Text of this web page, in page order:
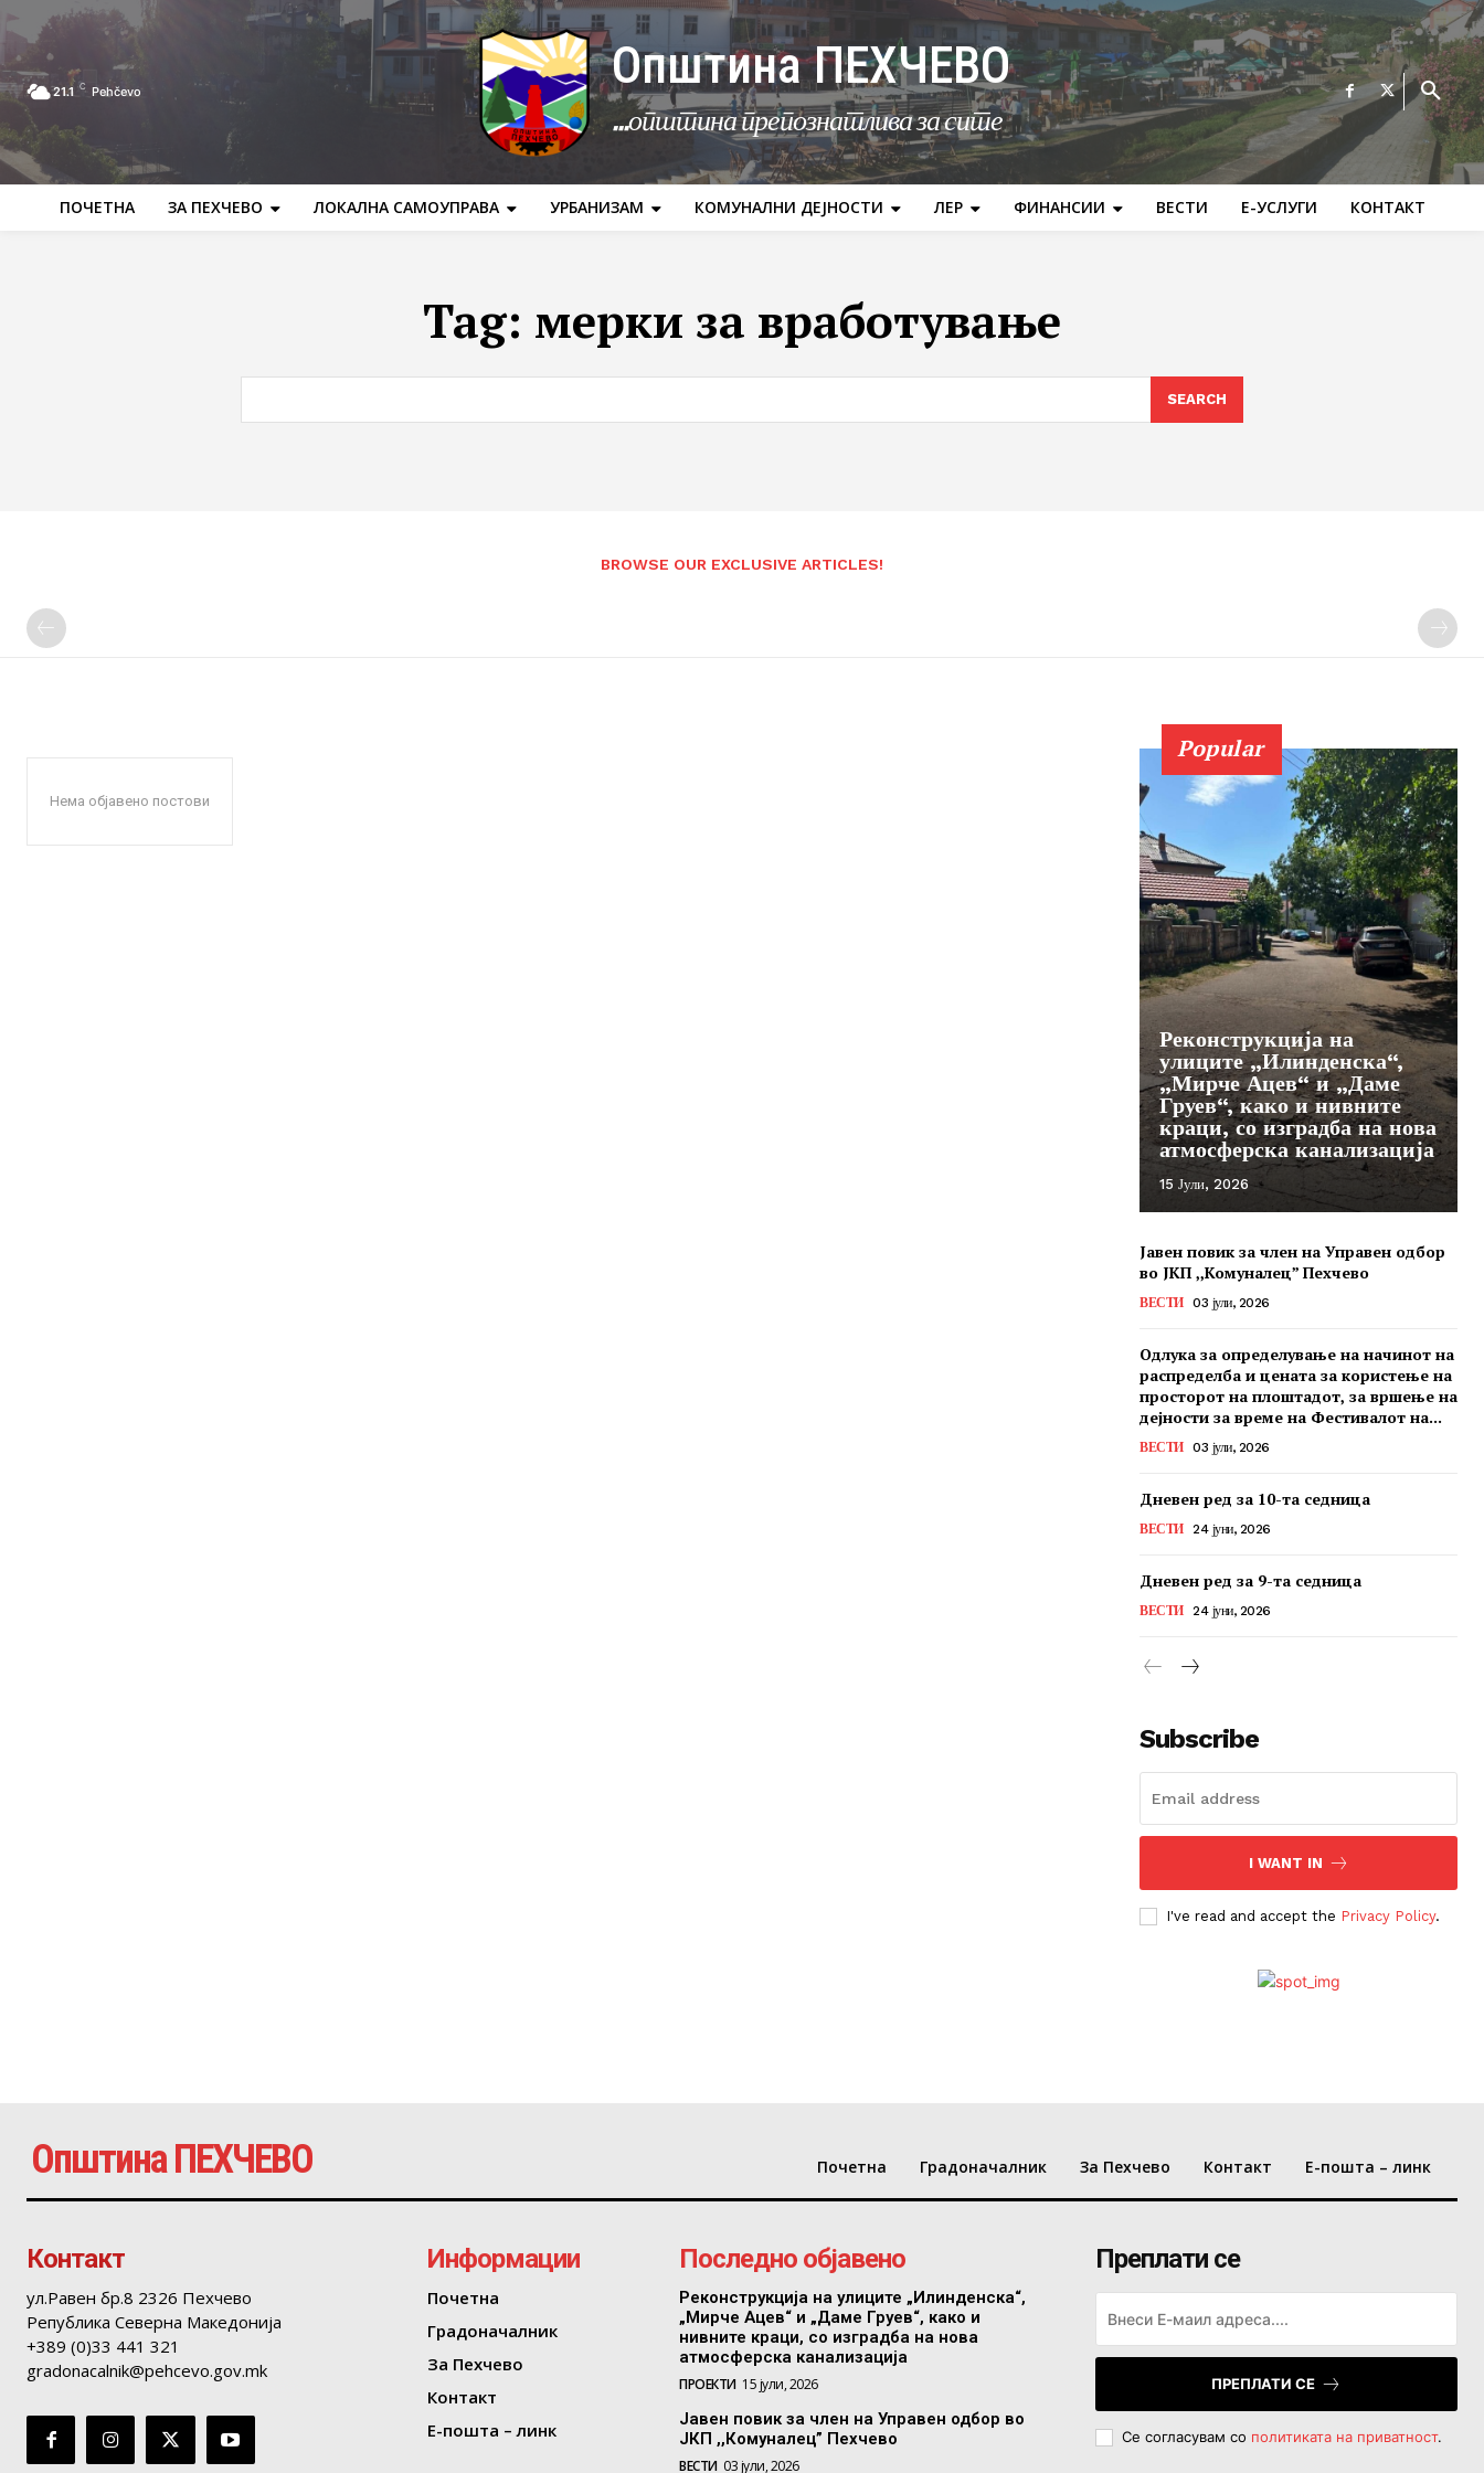
21.1 C Pehčevo Општина ПЕХЧЕВО
...општина препознатлива за сите
ПОЧЕТНА ЗА ПЕХЧЕВО ЛОКАЛНА САМОУПРАВА УРБАНИЗАМ КОМУНАЛНИ ДЕЈНОСТИ ЛЕР ФИНАНСИИ ВЕСТИ Е-УСЛУГИ КОНТАКТ
Tag: мерки за вработување
SEARCH
BROWSE OUR EXCLUSIVE ARTICLES!
Нема објавено постови
Popular
Реконструкција на
улиците „Илинденска“,
„Мирче Ацев“ и „Даме
Груев“, како и нивните
краци, со изградба на нова
атмосферска канализација
15 Јули, 2026
Јавен повик за член на Управен одбор
во ЈКП ,,Комуналец” Пехчево
ВЕСТИ 03 јули, 2026
Одлука за определување на начинот на
распределба и цената за користење на
просторот на плоштадот, за вршење на
дејности за време на Фестивалот на...
ВЕСТИ 03 јули, 2026
Дневен ред за 10-та седница
ВЕСТИ 24 јуни, 2026
Дневен ред за 9-та седница
ВЕСТИ 24 јуни, 2026
Subscribe
I WANT IN
I've read and accept the Privacy Policy.
Општина ПЕХЧЕВО Почетна Градоначалник За Пехчево Контакт Е-пошта – линк
Контакт
ул.Равен бр.8 2326 Пехчево
Република Северна Македонија
+389 (0)33 441 321
gradonacalnik@pehcevo.gov.mk
Информации
Почетна
Градоначалник
За Пехчево
Контакт
Е-пошта – линк
Последно објавено
Реконструкција на улиците „Илинденска“,
„Мирче Ацев“ и „Даме Груев“, како и
нивните краци, со изградба на нова
атмосферска канализација
ПРОЕКТИ 15 јули, 2026
Јавен повик за член на Управен одбор во
ЈКП ,,Комуналец” Пехчево
ВЕСТИ 03 јули, 2026
Преплати се
ПРЕПЛАТИ СЕ
Се согласувам со политиката на приватност.